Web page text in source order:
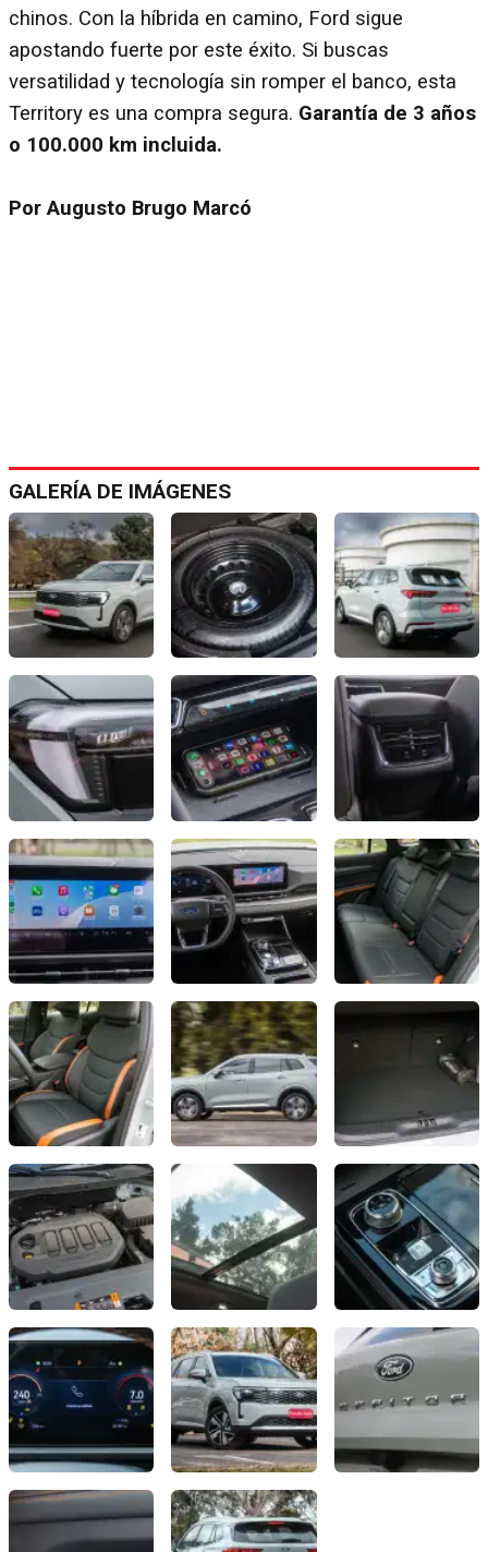
chinos. Con la híbrida en camino, Ford sigue
apostando fuerte por este éxito. Si buscas
versatilidad y tecnología sin romper el banco, esta
Territory es una compra segura. Garantía de 3 años
o 100.000 km incluida.
Por Augusto Brugo Marcó
GALERÍA DE IMÁGENES